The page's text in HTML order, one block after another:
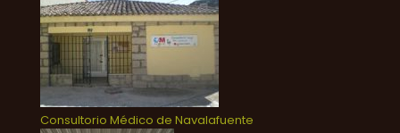
Consultorio Médico de Navalafuente